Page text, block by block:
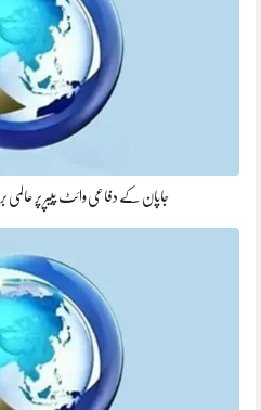
جاپان کے دفاعی وائٹ پیپر پر عالمی